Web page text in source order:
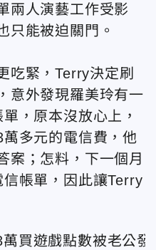
兩人演藝工作受影
只能被迫關門。
吃緊，Terry決定刷
意外發現羅美玲有一
，原本沒放心上，
多元的電信費，他
案；怎料，下一個月
帳單，因此讓Terry